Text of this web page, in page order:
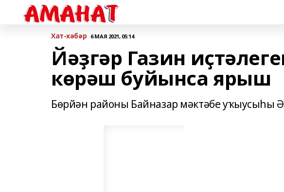
Хат-хәбәр 6 МАЯ 2021, 05:14
Йәҙгәр Газин
көрәш буйынса ярыш
Бөрйән районы Байназар мәктәбе уҡыусыһы